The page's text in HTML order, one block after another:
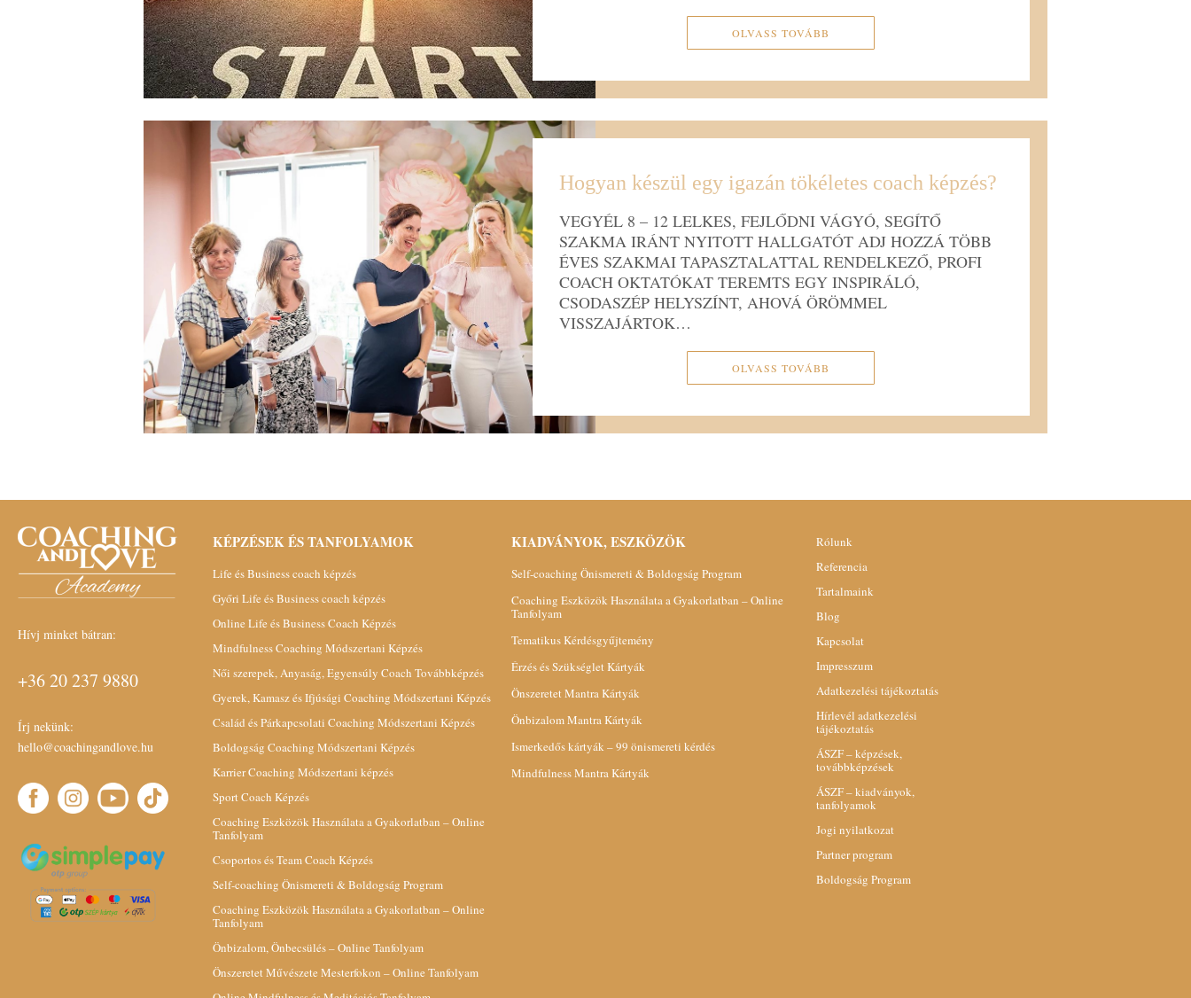
OLVASS TOVÁBB
Hogyan készül egy igazán tökéletes coach képzés?
VEGYÉL 8 – 12 LELKES, FEJLŐDNI VÁGYÓ, SEGÍTŐ
SZAKMA IRÁNT NYITOTT HALLGATÓT ADJ HOZZÁ TÖBB
ÉVES SZAKMAI TAPASZTALATTAL RENDELKEZŐ, PROFI
COACH OKTATÓKAT TEREMTS EGY INSPIRÁLÓ,
CSODASZÉP HELYSZÍNT, AHOVÁ ÖRÖMMEL
VISSZAJÁRTOK…
OLVASS TOVÁBB
Hívj minket bátran:
+36 20 237 9880
Írj nekünk:
hello@coachingandlove.hu
KÉPZÉSEK ÉS TANFOLYAMOK
Life és Business coach képzés
Győri Life és Business coach képzés
Online Life és Business Coach Képzés
Mindfulness Coaching Módszertani Képzés
Női szerepek, Anyaság, Egyensúly Coach Továbbképzés
Gyerek, Kamasz és Ifjúsági Coaching Módszertani Képzés
Család és Párkapcsolati Coaching Módszertani Képzés
Boldogság Coaching Módszertani Képzés
Karrier Coaching Módszertani képzés
Sport Coach Képzés
Coaching Eszközök Használata a Gyakorlatban – Online
Tanfolyam
Csoportos és Team Coach Képzés
Self-coaching Önismereti & Boldogság Program
Coaching Eszközök Használata a Gyakorlatban – Online
Tanfolyam
Önbizalom, Önbecsülés – Online Tanfolyam
Önszeretet Művészete Mesterfokon – Online Tanfolyam
KIADVÁNYOK, ESZKÖZÖK
Self-coaching Önismereti & Boldogság Program
Coaching Eszközök Használata a Gyakorlatban – Online
Tanfolyam
Tematikus Kérdésgyűjtemény
Érzés és Szükséglet Kártyák
Önszeretet Mantra Kártyák
Önbizalom Mantra Kártyák
Ismerkedős kártyák – 99 önismereti kérdés
Mindfulness Mantra Kártyák
Rólunk
Referencia
Tartalmaink
Blog
Kapcsolat
Impresszum
Adatkezelési tájékoztatás
Hírlevél adatkezelési
tájékoztatás
ÁSZF – képzések,
továbbképzések
ÁSZF – kiadványok,
tanfolyamok
Jogi nyilatkozat
Partner program
Boldogság Program